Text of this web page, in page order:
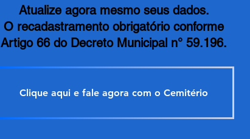
Atualize agora mesmo seus dados.
O recadastramento obrigatório conforme
Artigo 66 do Decreto Municipal n° 59.196.
Clique aqui e fale agora com o Cemitério